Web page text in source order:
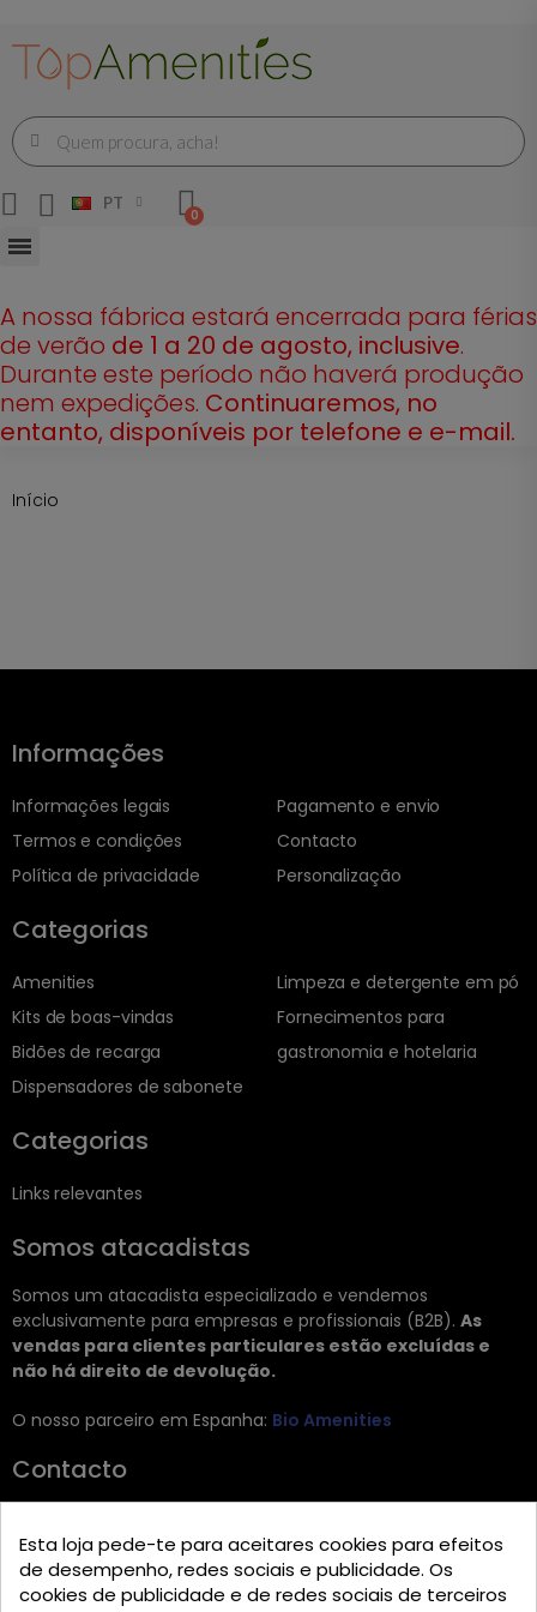
PT
A nossa fábrica estará encerrada para férias
de verão de 1 a 20 de agosto, inclusive.
Durante este período não haverá produção
nem expedições. Continuaremos, no
entanto, disponíveis por telefone e e-mail.
Início
Informações
Informações legais
Termos e condições
Política de privacidade
Pagamento e envio
Contacto
Personalização
Categorias
Amenities
Kits de boas-vindas
Bidões de recarga
Dispensadores de sabonete
Limpeza e detergente em pó
Fornecimentos para
gastronomia e hotelaria
Categorias
Links relevantes
Somos atacadistas
Somos um atacadista especializado e vendemos
exclusivamente para empresas e profissionais (B2B). As
vendas para clientes particulares estão excluídas e
não há direito de devolução.
O nosso parceiro em Espanha: Bio Amenities
Contacto
Zietenstr. 9
12244 Berlin
Esta loja pede-te para aceitares cookies para efeitos
de desempenho, redes sociais e publicidade. Os
cookies de publicidade e de redes sociais de terceiros